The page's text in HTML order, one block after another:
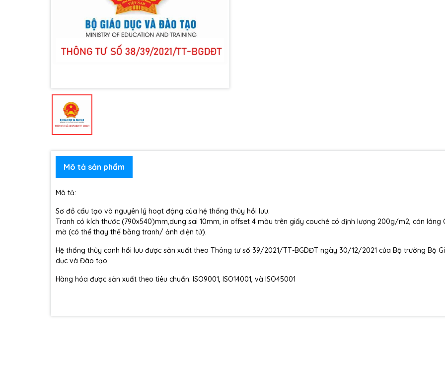
Mô tả sản phẩm
Mô tả:
Sơ đồ cấu tạo và nguyên lý hoạt động của hệ thống thủy hồi lưu.
Tranh có kích thước (790x540)mm,dung sai 10mm, in offset 4 màu trên giấy couché có định lượng 200g/m2, cán láng
mờ (có thể thay thế bằng tranh/ ảnh điện tử).
Hệ thống thủy canh hồi lưu được sản xuất theo Thông tư số 39/2021/TT-BGDĐT ngày 30/12/2021 của Bộ trưởng Bộ
dục và Đào tạo.
Hàng hóa được sản xuất theo tiêu chuẩn: ISO9001, ISO14001, và ISO45001